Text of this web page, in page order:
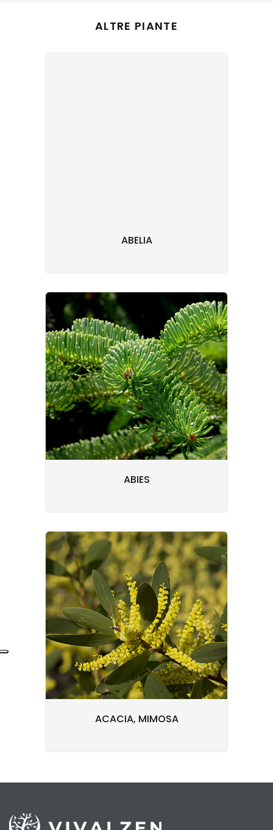
ALTRE PIANTE
ABELIA
ABIES
ACACIA, MIMOSA